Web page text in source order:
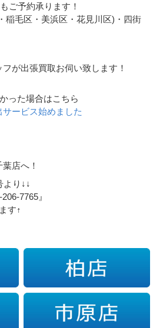
ご予約承ります！
稲毛区・美浜区・花見川区)・四街
が出張買取お伺い致します！
った場合はこちら
ービス始めました
店へ！
より↓↓
7765』
す↑